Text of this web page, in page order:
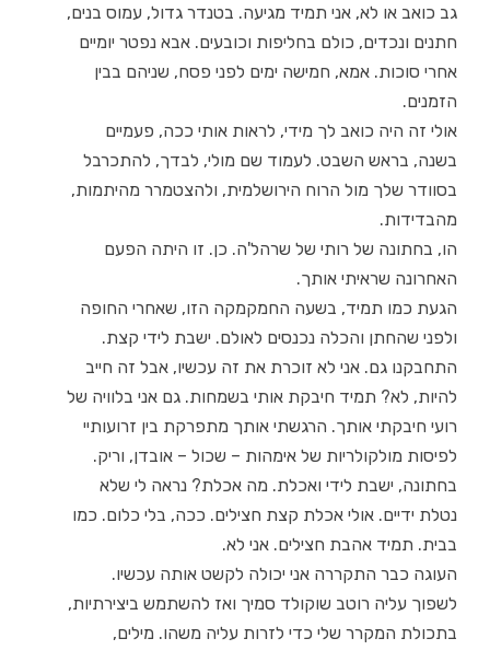
גב כואב או לא, אני תמיד מגיעה. בטנדר גדול, עמוס בנים,
חתנים ונכדים, כולם בחליפות וכובעים. אבא נפטר יומיים
אחרי סוכות. אמא, חמישה ימים לפני פסח, שניהם בבין
הזמנים.
אולי זה היה כואב לך מידי, לראות אותי ככה, פעמיים
בשנה, בראש השבט. לעמוד שם מולי, לבדך, להתכרבל
בסוודר שלך מול הרוח הירושלמית, ולהצטמרר מהיתמות,
מהבדידות.
הו, בחתונה של רותי של שרהל'ה. כן. זו היתה הפעם
האחרונה שראיתי אותך.
הגעת כמו תמיד, בשעה החמקמקה הזו, שאחרי החופה
ולפני שהחתן והכלה נכנסים לאולם. ישבת לידי קצת.
התחבקנו גם. אני לא זוכרת את זה עכשיו, אבל זה חייב
להיות, לא? תמיד חיבקת אותי בשמחות. גם אני בלוויה של
רועי חיבקתי אותך. הרגשתי אותך מתפרקת בין זרועותיי
לפיסות מולקולריות של אימהות – שכול – אובדן, וריק.
בחתונה, ישבת לידי ואכלת. מה אכלת? נראה לי שלא
נטלת ידיים. אולי אכלת קצת חצילים. ככה, בלי כלום. כמו
בבית. תמיד אהבת חצילים. אני לא.
העוגה כבר התקררה אני יכולה לקשט אותה עכשיו.
לשפוך עליה רוטב שוקולד סמיך ואז להשתמש ביצירתיות,
בתכולת המקרר שלי כדי לזרות עליה משהו. מילים,